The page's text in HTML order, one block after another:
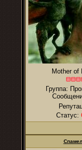
Mother of
Группа:
Статус: